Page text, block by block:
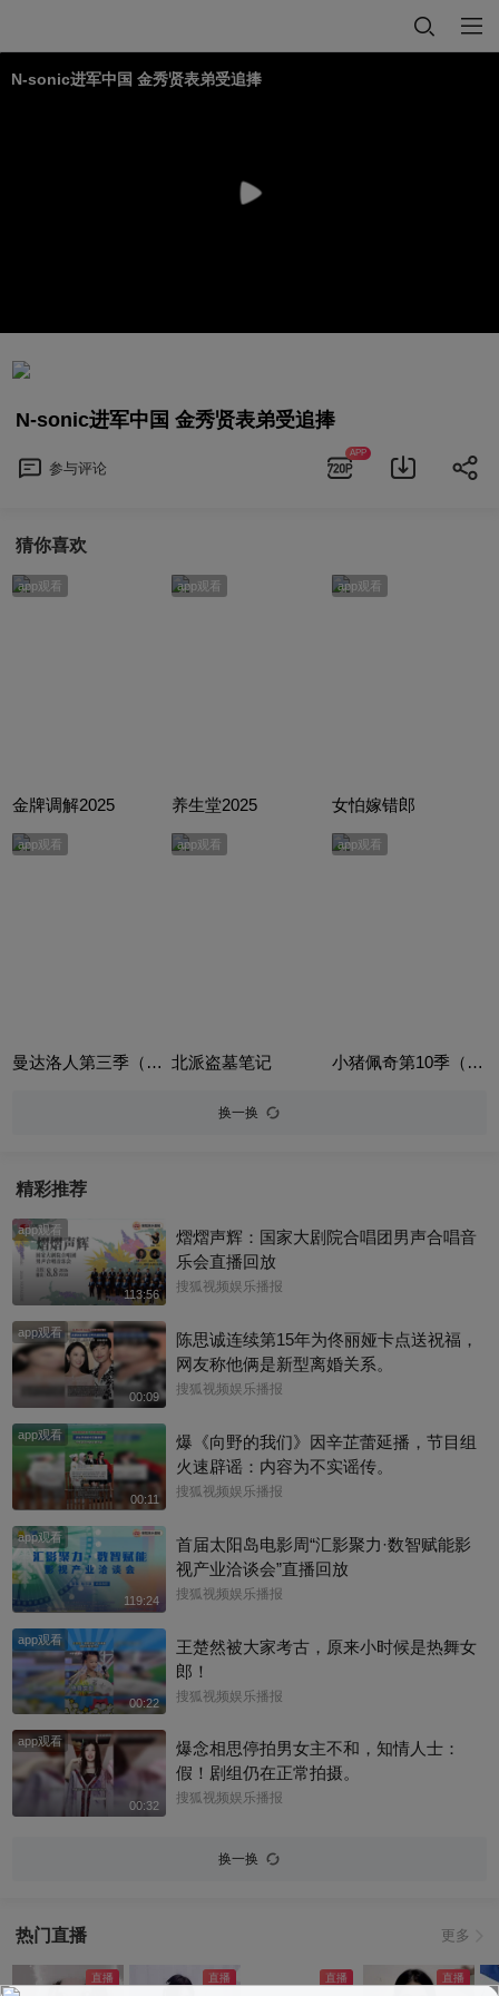
N-sonic进军中国 金秀贤表弟受追捧
N-sonic进军中国 金秀贤表弟受追捧
参与评论
APP
猜你喜欢
app观看
金牌调解2025
app观看
养生堂2025
app观看
女怕嫁错郎
app观看
曼达洛人第三季（The Mandalorian Season 3）
app观看
北派盗墓笔记
app观看
小猪佩奇第10季（Peppa Pig Season 10）（中文版）
换一换
精彩推荐
app观看
113:56
熠熠声辉：国家大剧院合唱团男声合唱音
乐会直播回放
搜狐视频娱乐播报
app观看
00:09
陈思诚连续第15年为佟丽娅卡点送祝福，
网友称他俩是新型离婚关系。
搜狐视频娱乐播报
app观看
00:11
爆《向野的我们》因辛芷蕾延播，节目组
火速辟谣：内容为不实谣传。
搜狐视频娱乐播报
app观看
119:24
首届太阳岛电影周“汇影聚力·数智赋能影
视产业洽谈会”直播回放
搜狐视频娱乐播报
app观看
00:22
王楚然被大家考古，原来小时候是热舞女
郎！
搜狐视频娱乐播报
app观看
00:32
爆念相思停拍男女主不和，知情人士：
假！剧组仍在正常拍摄。
搜狐视频娱乐播报
换一换
热门直播 更多